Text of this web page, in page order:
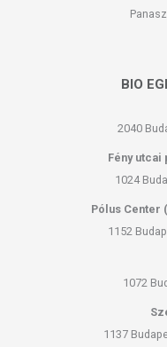
BIO
2040
Fény utcai
1024
Pólus Center
1152
1072
1137